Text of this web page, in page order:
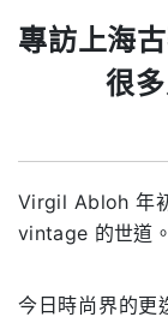
專訪上海
很
Virgil Abloh 年
vintage 的世道。
今日時尚界的更